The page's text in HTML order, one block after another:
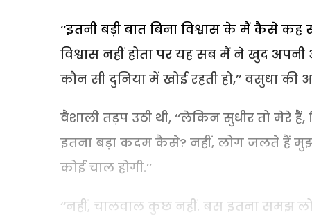
‘‘इतनी बड़ी बात बिना विश्वास के मैं कैसे
विश्वास नहीं होता पर यह सब मैं ने खुद
कौन सी दुनिया में खोई रहती हो,’’ वसुधा
वैशाली तड़प उठी थी, ‘‘लेकिन सुधीर तो मेरे
इतना बड़ा कदम कैसे? नहीं, लोग जलते हैं मुझ
कोई चाल होगी.’’
‘‘नहीं, चालवाल कुछ नहीं. बस इतना समझ लो,